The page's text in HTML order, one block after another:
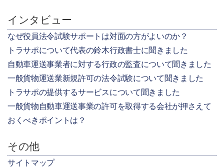
インタビュー
なぜ役員法令試験サポートは対面の方がよいのか？
トラサポについて代表の鈴木行政書士に聞きました
自動車運送事業者に対する行政の監査について聞きました
一般貨物運送業新規許可の法令試験について聞きました
トラサポの提供するサービスについて聞きました
一般貨物自動車運送事業の許可を取得する会社が押さえて
おくべきポイントは？
その他
サイトマップ